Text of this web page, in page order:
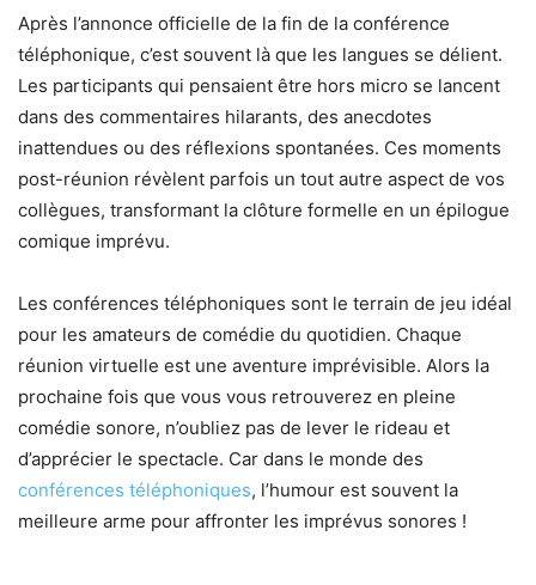
Après l’annonce officielle de la fin de la conférence
téléphonique, c’est souvent là que les langues se délient.
Les participants qui pensaient être hors micro se lancent
dans des commentaires hilarants, des anecdotes
inattendues ou des réflexions spontanées. Ces moments
post-réunion révèlent parfois un tout autre aspect de vos
collègues, transformant la clôture formelle en un épilogue
comique imprévu.
Les conférences téléphoniques sont le terrain de jeu idéal
pour les amateurs de comédie du quotidien. Chaque
réunion virtuelle est une aventure imprévisible. Alors la
prochaine fois que vous vous retrouverez en pleine
comédie sonore, n’oubliez pas de lever le rideau et
d’apprécier le spectacle. Car dans le monde des
conférences téléphoniques, l’humour est souvent la
meilleure arme pour affronter les imprévus sonores !